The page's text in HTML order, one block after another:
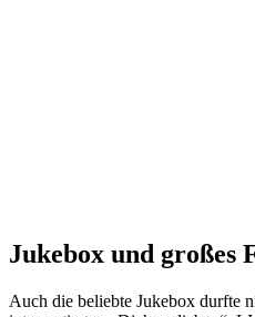
Jukebox und großes
Auch die beliebte Jukebox durfte